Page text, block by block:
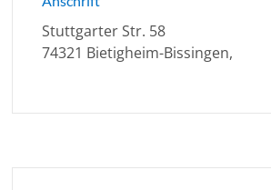
Stuttgarter Str. 58
74321 Bietigheim-Bissingen,